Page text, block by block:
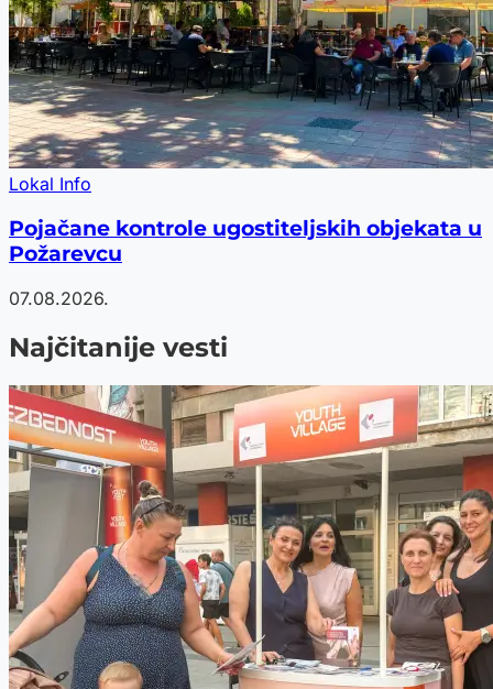
Lokal Info
Pojačane kontrole ugostiteljskih objekata u
Požarevcu
07.08.2026.
Najčitanije vesti